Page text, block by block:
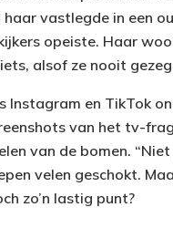
vastlegde in een
opeiste. Haar
alsof ze nooit
Instagram en TikTok
van het tv-
van de bomen.
velen geschokt.
zo’n lastig punt?